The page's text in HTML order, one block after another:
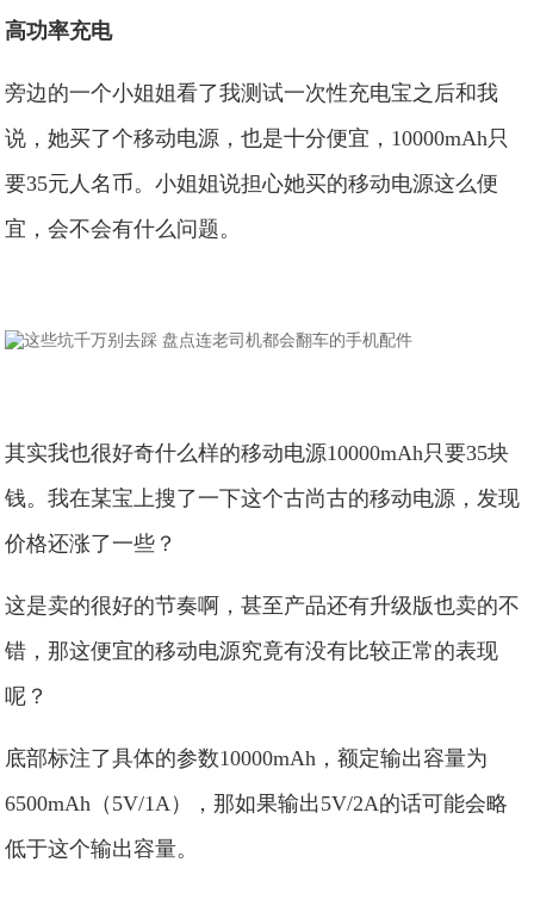
高功率充电
旁边的一个小姐姐看了我测试一次性充电宝之后和我
说，她买了个移动电源，也是十分便宜，10000mAh只
要35元人名币。小姐姐说担心她买的移动电源这么便
宜，会不会有什么问题。
其实我也很好奇什么样的移动电源10000mAh只要35块
钱。我在某宝上搜了一下这个古尚古的移动电源，发现
价格还涨了一些？
这是卖的很好的节奏啊，甚至产品还有升级版也卖的不
错，那这便宜的移动电源究竟有没有比较正常的表现
呢？
底部标注了具体的参数10000mAh，额定输出容量为
6500mAh（5V/1A），那如果输出5V/2A的话可能会略
低于这个输出容量。